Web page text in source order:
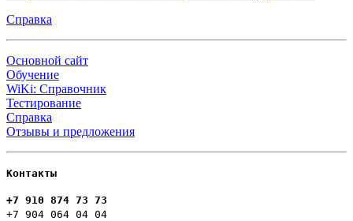
Справка
Основной сайт
Обучение
WiKi: Справочник
Тестирование
Справка
Отзывы и предложения
Контакты
+7 910 874 73 73
+7 904 064 04 04